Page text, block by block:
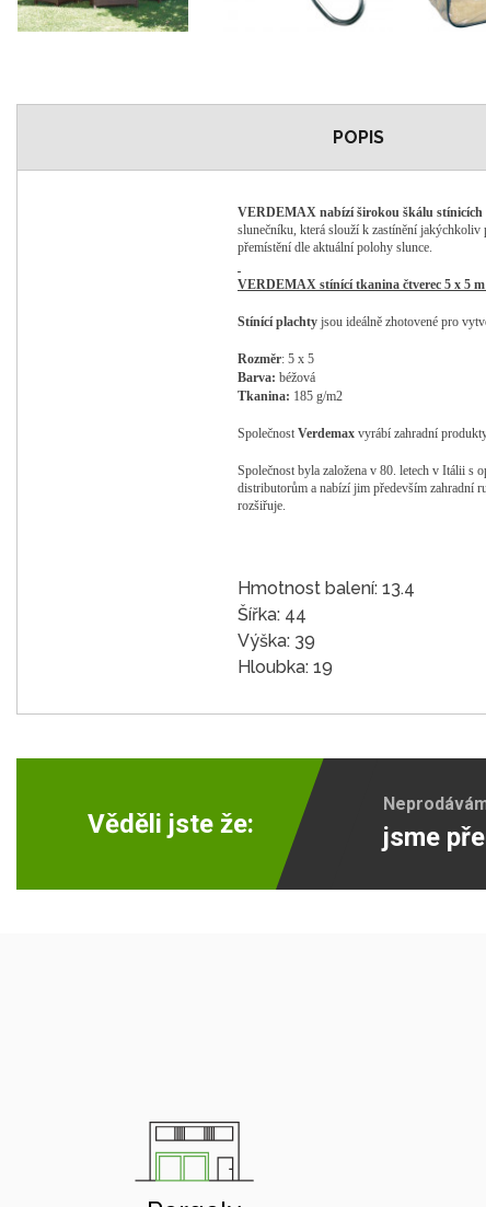
POPIS
VERDEMAX nabízí širokou škálu stínicích
slunečníku, která slouží k zastínění
přemístění dle aktuální polohy slunce.
VERDEMAX stínící tkanina čtverec 5 x 5
Stínící plachty jsou ideálně zhotovené pro
Rozměr: 5 x 5
Barva: béžová
Tkanina: 185 g/m2
Společnost Verdemax vyrábí zahradní
Společnost byla založena v 80. letech v Itálii s
distributorům a nabízí jim především zahradní
rozšiřuje.
Hmotnost balení: 13.4
Šířka: 44
Výška: 39
Hloubka: 19
Věděli jste že: jsme